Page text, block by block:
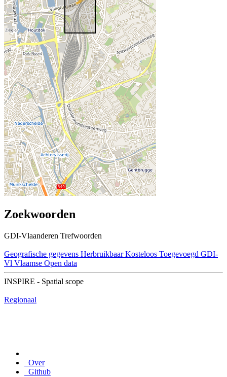
Zoekwoorden
GDI-Vlaanderen Trefwoorden
Geografische gegevens Herbruikbaar Kosteloos Toegevoegd GDI-
Vl Vlaamse Open data
INSPIRE - Spatial scope
Regionaal
Over
Github